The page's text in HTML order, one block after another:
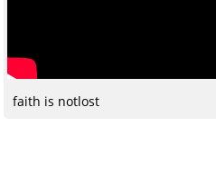
faith is notlost